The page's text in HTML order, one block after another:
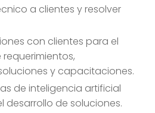
a clientes y resolver
con clientes para el
y capacitaciones.
de inteligencia artificial
desarrollo de soluciones.